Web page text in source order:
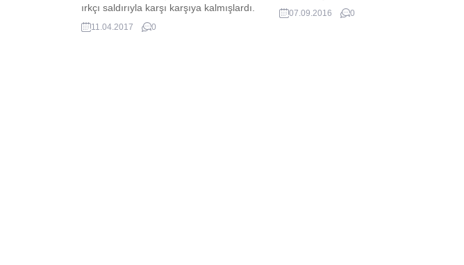
ırkçı saldırıyla karşı karşıya kalmışlardı.
Fakat son aylardaki Türkiye-Almanya
arasındaki dalaşmalardan en çok bu
11.04.2017 0
07.09.2016 0